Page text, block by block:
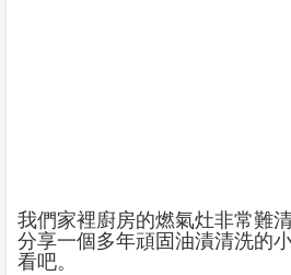
我們家裡廚房的燃氣灶非常難
分享一個多年頑固油漬清洗的
看吧。